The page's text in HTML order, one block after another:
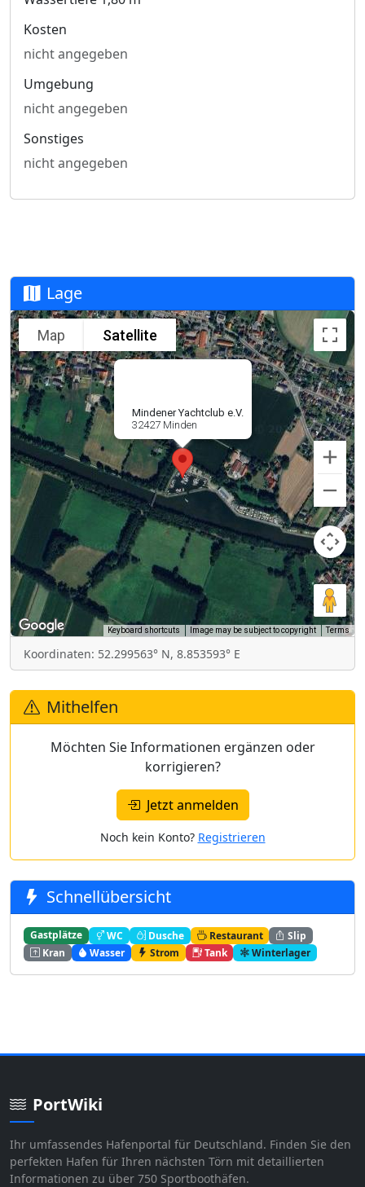
Kosten
nicht angegeben
Umgebung
nicht angegeben
Sonstiges
nicht angegeben
Lage
Mindener Yachtclub e.V.
32427 Minden
Map Satellite
Keyboard shortcuts Image may be subject to copyright Terms
Koordinaten: 52.299563° N, 8.853593° E
Mithelfen
Möchten Sie Informationen ergänzen oder
korrigieren?
Jetzt anmelden
Noch kein Konto? Registrieren
Schnellübersicht
Gastplätze WC Dusche Restaurant
Slip
Kran
Wasser Strom Tank Winterlager
PortWiki
Ihr umfassendes Hafenportal für Deutschland. Finden Sie den
perfekten Hafen für Ihren nächsten Törn mit detaillierten
Informationen zu über 750 Sportboothäfen.